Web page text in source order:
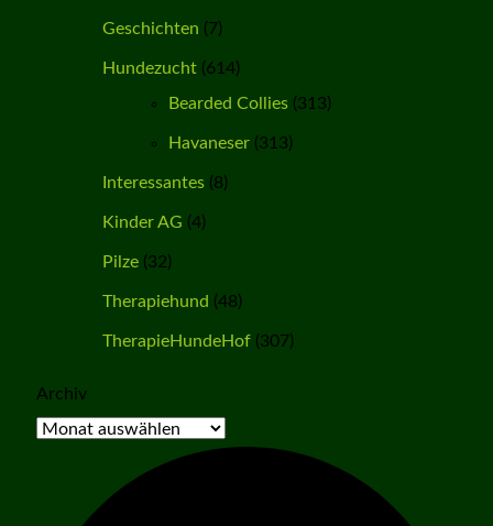
Geschichten (7)
Hundezucht(614)
Bearded Collies(313)
Havaneser(313)
Interessantes(8)
Kinder AG (4)
Pilze(32)
Therapiehund (48)
TherapieHundeHof(307)
Archiv